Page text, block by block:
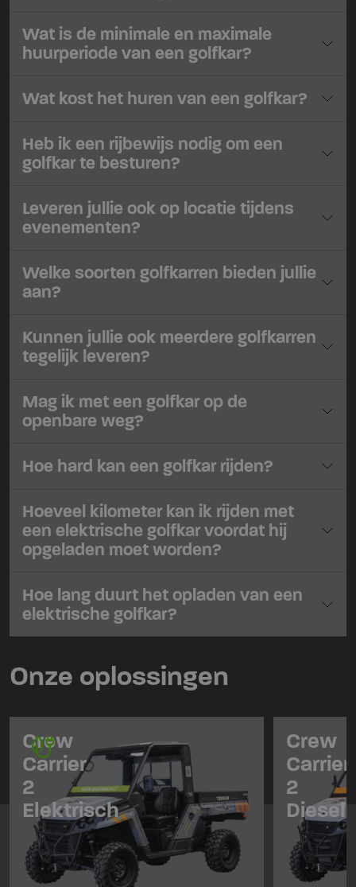
Wat is de minimale en maximale
huurperiode van een golfkar?
Wat kost het huren van een golfkar?
Heb ik een rijbewijs nodig om een
golfkar te besturen?
Leveren jullie ook op locatie tijdens
evenementen?
Welke soorten golfkarren bieden jullie
aan?
Kunnen jullie ook meerdere golfkarren
tegelijk leveren?
Mag ik met een golfkar op de
openbare weg?
Hoe hard kan een golfkar rijden?
Hoeveel kilometer kan ik rijden met
een elektrische golfkar voordat hij
opgeladen moet worden?
Hoe lang duurt het opladen van een
elektrische golfkar?
Onze oplossingen
Crew
Carrier
2
Elektrisch
Crew
Carrier
2
Diesel